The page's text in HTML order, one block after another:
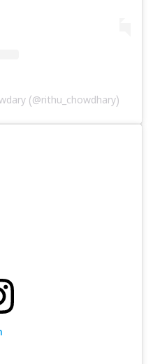
(@rithu_chowdhary)